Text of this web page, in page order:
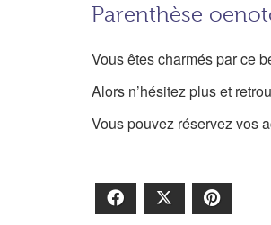
Parenthèse
Vous êtes charmés par ce
Alors n’hésitez plus et
Vous pouvez réservez vos
Facebook